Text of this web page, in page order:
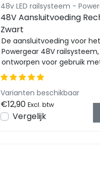
48v LED railsysteem -
48V Aansluitvoeding
Zwart
De aansluitvoeding voor het
Powergear 48V railsysteem,
ontworpen voor gebruik
railverlichting. Met
Varianten beschikbaar
€12,90 Excl. btw
Vergelijk